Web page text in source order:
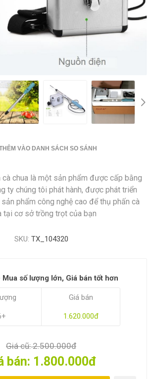
VÀO DANH SÁCH SO SÁNH
cà chua là một sản phẩm được cấp bằng
ty chúng tôi phát hành, được phát triển
phẩm công nghệ cao để thụ phấn cà
tại cơ sở trồng trọt của bạn
SKU: TX_104320
Mua số lượng lớn, Giá bán tốt hơn
Giá bán
1.620.000đ
Giá cũ:2.500.000đ
bán: 1.800.000đ